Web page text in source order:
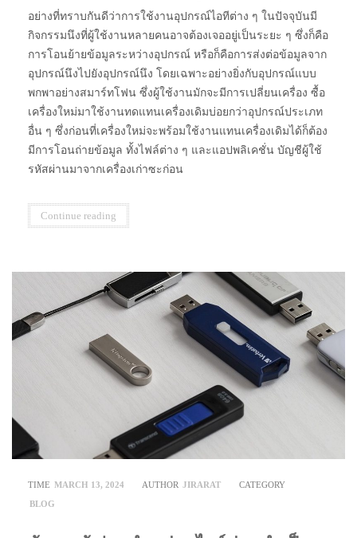
อย่างที่ทราบกันดีว่าการใช้งานอุปกรณ์ไอทีต่าง ๆ ในปัจจุบันมี
กิจกรรมนึงที่ผู้ใช้งานหลายคนอาจต้องเจออยู่เป็นระยะ ๆ ซึ่งก็คือ
การโอนย้ายข้อมูลระหว่างอุปกรณ์ หรือก็คือการส่งต่อข้อมูลจาก
อุปกรณ์นึงไปยังอุปกรณ์นึง โดยเฉพาะอย่างยิ่งกับอุปกรณ์แบบ
พกพาอย่างสมาร์ทโฟน ซึ่งผู้ใช้งานมักจะมีการเปลี่ยนเครื่อง ซื้อ
เครื่องใหม่มาใช้งานทดแทนเครื่องเดิมบ่อยกว่าอุปกรณ์ประเภท
อื่น ๆ ซึ่งก่อนที่เครื่องใหม่จะพร้อมใช้งานแทนเครื่องเดิมได้ก็ต้อง
มีการโอนถ่ายข้อมูล ทั้งไฟล์ต่าง ๆ และแอปพลิเคชั่น บัญชีผู้ใช้
รหัสผ่านมาจากเครื่องเก่าซะก่อน
Continue reading
TIME MARCH 13, 2024 AUTHOR JIRARAT
CATEGORY
BLOG